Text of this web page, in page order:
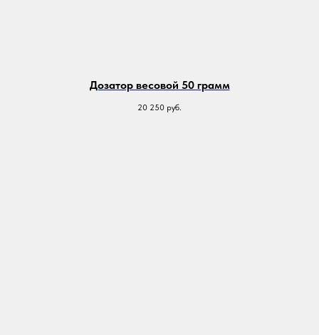
Дозатор весовой 50 грамм
20 250 руб.